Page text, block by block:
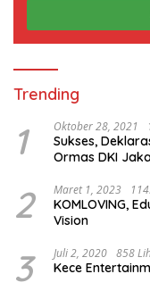
Trending
1 Oktober 28, 2021
Sukses,
Ormas DKI
2 Maret 1, 2023
KOMLOVING,
Vision
3 Juli 2, 2020 858
Kece